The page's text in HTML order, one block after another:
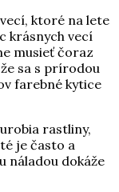
ktoré na lete
krásnych vecí
musieť čoraz
sa s prírodou
farebné kytice
rastliny,
je často a
náladou dokáže